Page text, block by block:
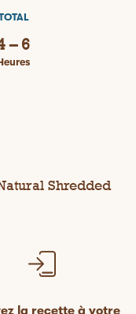
– 6
la recette à votre